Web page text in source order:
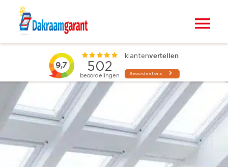
VELUX dakramen
Raamdecoratie
Zonwering